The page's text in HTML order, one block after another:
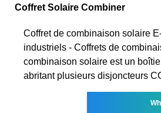
Coffret Solaire Combiner
Coffret de combinaison solaire
industriels - Coffrets de
combinaison solaire est un
abritant plusieurs disjoncteurs